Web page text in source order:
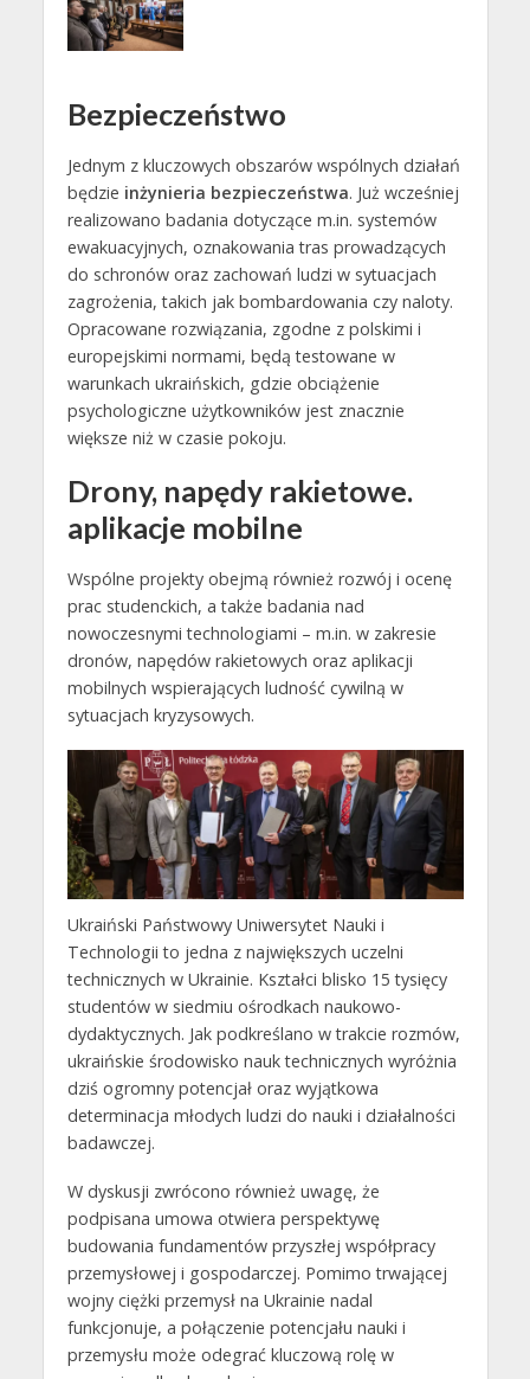
Bezpieczeństwo
Jednym z kluczowych obszarów wspólnych działań
będzie inżynieria bezpieczeństwa. Już wcześniej
realizowano badania dotyczące m.in. systemów
ewakuacyjnych, oznakowania tras prowadzących
do schronów oraz zachowań ludzi w sytuacjach
zagrożenia, takich jak bombardowania czy naloty.
Opracowane rozwiązania, zgodne z polskimi i
europejskimi normami, będą testowane w
warunkach ukraińskich, gdzie obciążenie
psychologiczne użytkowników jest znacznie
większe niż w czasie pokoju.
Drony, napędy rakietowe.
aplikacje mobilne
Wspólne projekty obejmą również rozwój i ocenę
prac studenckich, a także badania nad
nowoczesnymi technologiami – m.in. w zakresie
dronów, napędów rakietowych oraz aplikacji
mobilnych wspierających ludność cywilną w
sytuacjach kryzysowych.
Ukraiński Państwowy Uniwersytet Nauki i
Technologii to jedna z największych uczelni
technicznych w Ukrainie. Kształci blisko 15 tysięcy
studentów w siedmiu ośrodkach naukowo-
dydaktycznych. Jak podkreślano w trakcie rozmów,
ukraińskie środowisko nauk technicznych wyróżnia
dziś ogromny potencjał oraz wyjątkowa
determinacja młodych ludzi do nauki i działalności
badawczej.
W dyskusji zwrócono również uwagę, że
podpisana umowa otwiera perspektywę
budowania fundamentów przyszłej współpracy
przemysłowej i gospodarczej. Pomimo trwającej
wojny ciężki przemysł na Ukrainie nadal
funkcjonuje, a połączenie potencjału nauki i
przemysłu może odegrać kluczową rolę w